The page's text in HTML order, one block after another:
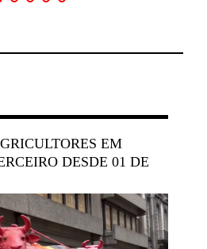
EM
DESDE 01 DE